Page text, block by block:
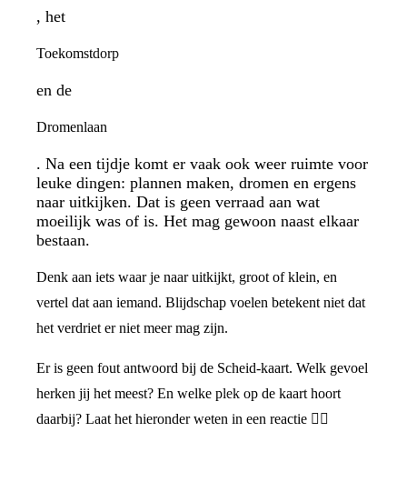
, het
Toekomstdorp
en de
Dromenlaan
. Na een tijdje komt er vaak ook weer ruimte voor
leuke dingen: plannen maken, dromen en ergens
naar uitkijken. Dat is geen verraad aan wat
moeilijk was of is. Het mag gewoon naast elkaar
bestaan.
Denk aan iets waar je naar uitkijkt, groot of klein, en
vertel dat aan iemand. Blijdschap voelen betekent niet dat
het verdriet er niet meer mag zijn.
Er is geen fout antwoord bij de Scheid-kaart. Welk gevoel
herken jij het meest? En welke plek op de kaart hoort
daarbij? Laat het hieronder weten in een reactie 👇🏼